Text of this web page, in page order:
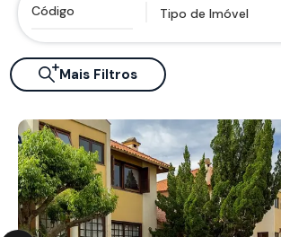
Tipo de Imóvel
Mais Filtros